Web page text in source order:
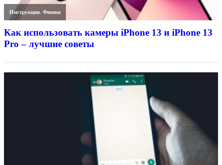
Инструкции,Фишки
Как использовать камеры iPhone 13 и iPhone 13
Pro – лучшие советы